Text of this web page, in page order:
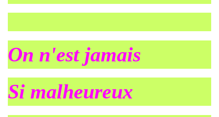
On n'est jamais
Si malheureux